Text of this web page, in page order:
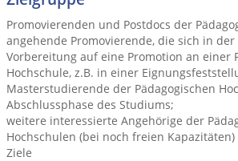
Promovierenden und Postdocs der
angehende Promovierende, die sich in der
Vorbereitung auf eine Promotion an einer
Hochschule, z.B. in einer
Masterstudierende der Pädagogischen
Abschlussphase des Studiums;
weitere interessierte Angehörige der
Hochschulen (bei noch freien Kapazitäten)
Ziele